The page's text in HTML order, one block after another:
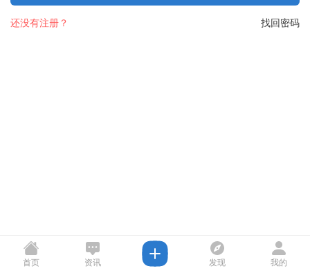
找回密码
还没有注册？
首页 资讯 发现 我的